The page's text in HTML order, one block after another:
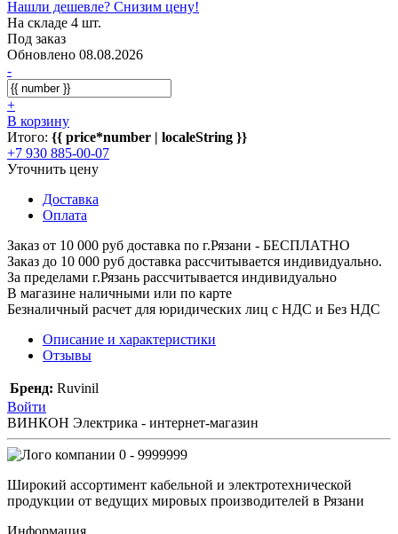
Нашли дешевле? Снизим цену!
На складе 4 шт.
Под заказ
Обновлено 08.08.2026
-
+
В корзину
Итого: {{ price*number | localeString }}
+7 930 885-00-07
Уточнить цену
Доставка
Оплата
Заказ от 10 000 руб доставка по г.Рязани - БЕСПЛАТНО
Заказ до 10 000 руб доставка рассчитывается индивидуально.
За пределами г.Рязань рассчитывается индивидуально
В магазине наличными или по карте
Безналичный расчет для юридических лиц с НДС и Без НДС
Описание и характеристики
Отзывы
Бренд: Ruvinil
Войти
ВИНКОН Электрика - интернет-магазин
0 - 9999999
Широкий ассортимент кабельной и электротехнической
продукции от ведущих мировых производителей в Рязани
Информация